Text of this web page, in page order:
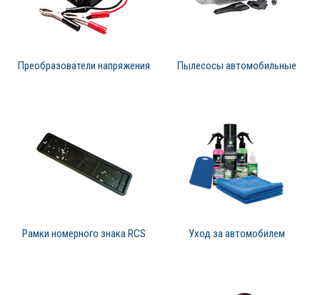
Преобразователи напряжения Пылесосы автомобильные
Рамки номерного знака RCS Уход за автомобилем